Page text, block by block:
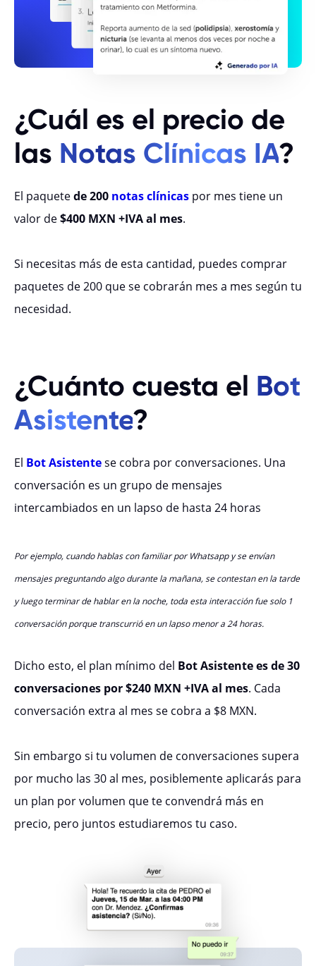
¿Cuál es el precio de
las Notas Clínicas IA?
El paquetede 200 notas clínicas por mes tiene un
valor de$400 MXN +IVA al mes.
Si necesitas más de esta cantidad, puedes comprar
paquetes de 200 que se cobrarán mes a mes según tu
necesidad.
¿Cuánto cuesta el Bot
Asistente?
El Bot Asistentese cobra por conversaciones. Una
conversación es un grupo de mensajes
intercambiados en un lapso de hasta 24 horas
Por ejemplo, cuando hablas con familiar por Whatsapp y se envían
mensajes preguntando algo durante la mañana, se contestan en la tarde
y luego terminar de hablar en la noche, toda esta interacción fue solo 1
conversación porque transcurrió en un lapso menor a 24 horas.
Dicho esto, el plan mínimo del Bot Asistente es de 30
conversaciones por $240 MXN +IVA al mes. Cada
conversación extra al mes se cobra a $8 MXN.
Sin embargo si tu volumen de conversaciones supera
por mucho las 30 al mes, posiblemente aplicarás para
un plan por volumen que te convendrá más en
precio, pero juntos estudiaremos tu caso.